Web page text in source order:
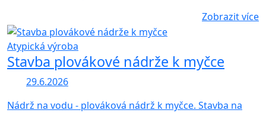
Zobrazit více
Atypická výroba
Stavba plovákové nádrže k myčce
29.6.2026
Nádrž na vodu - plováková nádrž k myčce. Stavba na